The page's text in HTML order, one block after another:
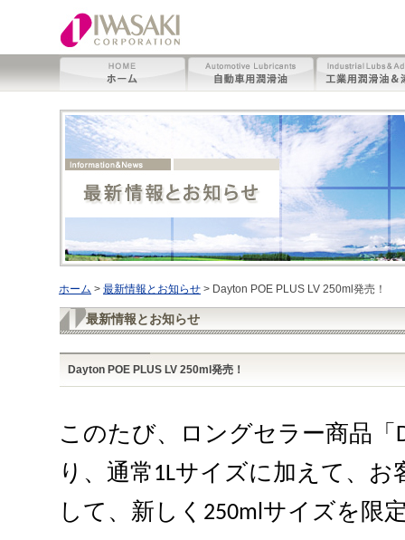
ホーム > 最新情報とお知らせ > Dayton POE PLUS LV 250ml発売！
最新情報とお知らせ
Dayton POE PLUS LV 250ml発売！
このたび、ロングセラー商品「
り、通常1Lサイズに加えて、
して、新しく250mlサイズを限